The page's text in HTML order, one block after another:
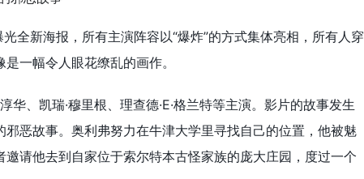
全新海报，所有主演阵容以“爆炸”的方式集体亮相，所有人穿
一幅令人眼花缭乱的画作。
华、凯瑞·穆里根、理查德·E·格兰特等主演。影片的故事发生
恶故事。奥利弗努力在牛津大学里寻找自己的位置，他被魅
请他去到自家位于索尔特本古怪家族的庞大庄园，度过一个